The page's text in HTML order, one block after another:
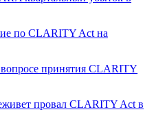
по CLARITY Act на
принятия CLARITY
провал CLARITY Act в